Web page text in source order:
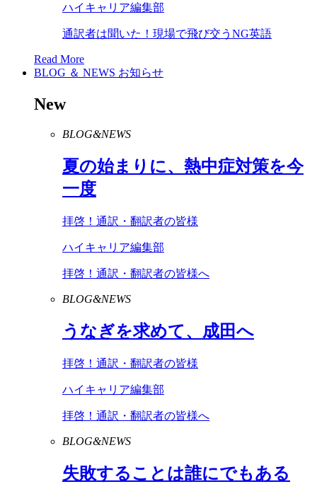
ハイキャリア編集部
通訳者は聞いた！現場で飛び交うNG英語
Read More
BLOG ＆ NEWS お知らせ
New
BLOG&NEWS
夏の始まりに、熱中症対策を今
一度
拝啓！通訳・翻訳者の皆様
ハイキャリア編集部
拝啓！通訳・翻訳者の皆様へ
BLOG&NEWS
うなぎを求めて、成田へ
拝啓！通訳・翻訳者の皆様
ハイキャリア編集部
拝啓！通訳・翻訳者の皆様へ
BLOG&NEWS
失敗することは誰にでもある